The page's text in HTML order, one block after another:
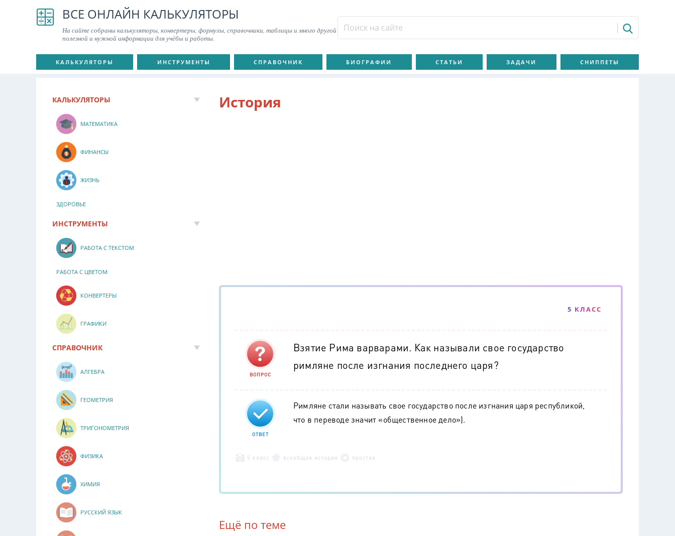
ВСЕ ОНЛАЙН КАЛЬКУЛЯТОРЫ
На сайте собраны калькуляторы, конвертеры, формулы, справочники, таблицы и много другой
полезной и нужной информации для учёбы и работы.
КАЛЬКУЛЯТОРЫ ИНСТРУМЕНТЫ СПРАВОЧНИК БИОГРАФИИ СТАТЬИ ЗАДАЧИ СНИППЕТЫ
История
5 КЛАСС
ВОПРОС
Взятие Рима варварами. Как называли свое государство
римляне после изгнания последнего царя?
ОТВЕТ
Римляне стали называть свое государство после изгнания царя республикой,
что в переводе значит «общественное дело»).
5 класс всеобщая история простая
Ещё по теме
КАЛЬКУЛЯТОРЫ
МАТЕМАТИКА
ФИНАНСЫ
ЖИЗНЬ
ЗДОРОВЬЕ
ИНСТРУМЕНТЫ
РАБОТА С ТЕКСТОМ
РАБОТА С ЦВЕТОМ
КОНВЕРТЕРЫ
ГРАФИКИ
СПРАВОЧНИК
АЛГЕБРА
ГЕОМЕТРИЯ
ТРИГОНОМЕТРИЯ
ФИЗИКА
ХИМИЯ
РУССКИЙ ЯЗЫК